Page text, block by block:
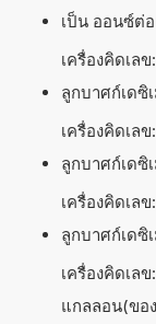
เป็น ออนซ์ต่
เครื่องคิดเล
ลูกบาศก์เดซิ
เครื่องคิดเล
ลูกบาศก์เดซิ
เครื่องคิดเล
ลูกบาศก์เดซิ
เครื่องคิดเล
แกลลอน(ขอ